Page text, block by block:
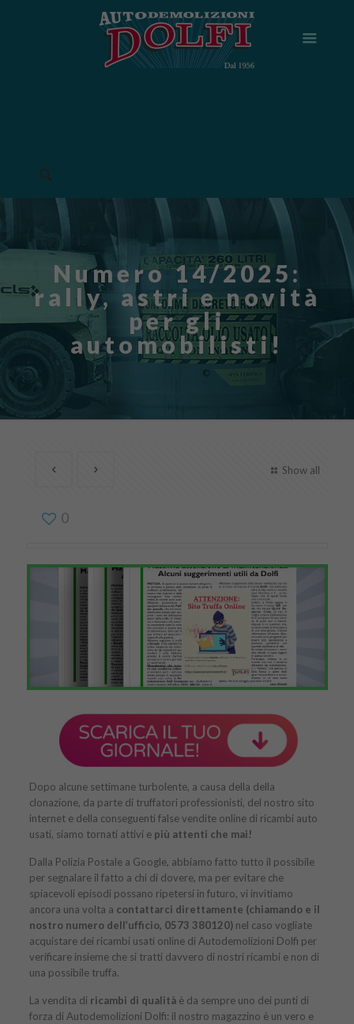
Numero 14/2025:
rally, astri e novità
per gli
automobilisti!
Show all
0
Dopo alcune settimane turbolente, a causa della della
clonazione, da parte di truffatori professionisti, del nostro sito
internet e della conseguenti false vendite online di ricambi auto
usati, siamo tornati attivi e più attenti che mai!
Dalla Polizia Postale a Google, abbiamo fatto tutto il possibile
per segnalare il fatto a chi di dovere, ma per evitare che
spiacevoli episodi possano ripetersi in futuro, vi invitiamo
ancora una volta a contattarci direttamente (chiamando e il
nostro numero dell’ufficio, 0573 380120) nel caso vogliate
acquistare dei ricambi usati online di Autodemolizioni Dolfi per
verificare insieme che si tratti davvero di nostri ricambi e non di
una possibile truffa.
La vendita di ricambi di qualità è da sempre uno dei punti di
forza di Autodemolizioni Dolfi: il nostro magazzino è un vero e